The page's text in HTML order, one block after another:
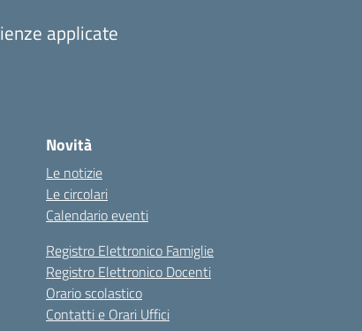
applicate
Novità
Le notizie
Le circolari
Calendario eventi
Registro Elettronico Famiglie
Registro Elettronico Docenti
Orario scolastico
Contatti e Orari Uffici